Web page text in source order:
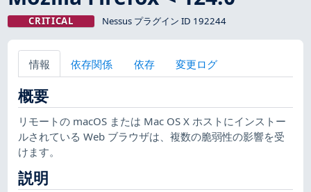
CRITICAL Nessus プラグイン ID 192244
情報 依存関係 依存 変更ログ
概要
リモートの macOS または Mac OS X ホストにインストー
ルされている Web ブラウザは、複数の脆弱性の影響を受
けます。
説明